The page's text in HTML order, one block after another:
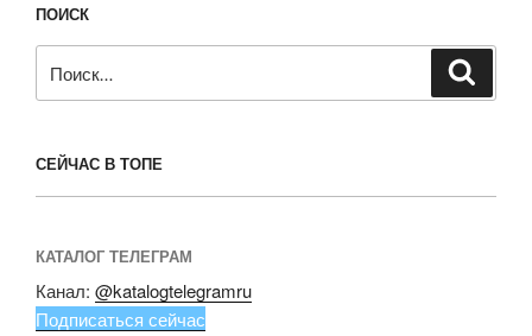
ПОИСК
СЕЙЧАС В ТОПЕ
КАТАЛОГ ТЕЛЕГРАМ
Канал: @katalogtelegramru
Подписаться сейчас